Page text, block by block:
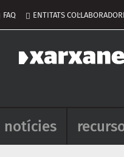
d'usuari
FAQ ENTITATS
Navegació
notícies